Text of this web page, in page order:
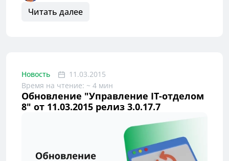
Читать далее
Новость
11.03.2015
Время на чтение: ~ 4 мин
Обновление "Управление IT-отделом
8" от 11.03.2015 релиз 3.0.17.7